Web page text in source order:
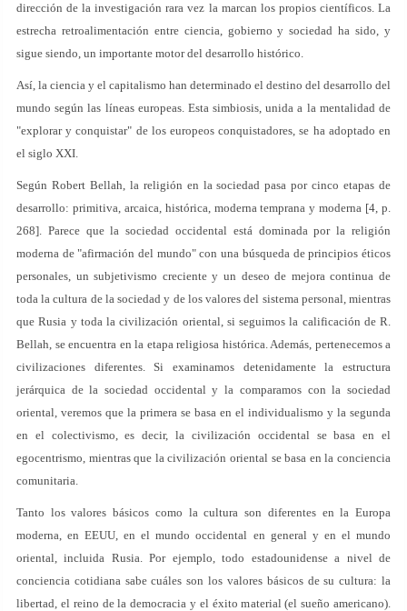
dirección de la investigación rara vez la marcan los propios científicos. La
estrecha retroalimentación entre ciencia, gobierno y sociedad ha sido, y
sigue siendo, un importante motor del desarrollo histórico.
Así, la ciencia y el capitalismo han determinado el destino del desarrollo del
mundo según las líneas europeas. Esta simbiosis, unida a la mentalidad de
"explorar y conquistar" de los europeos conquistadores, se ha adoptado en
el siglo XXI.
Según Robert Bellah, la religión en la sociedad pasa por cinco etapas de
desarrollo: primitiva, arcaica, histórica, moderna temprana y moderna [4, p.
268]. Parece que la sociedad occidental está dominada por la religión
moderna de "afirmación del mundo" con una búsqueda de principios éticos
personales, un subjetivismo creciente y un deseo de mejora continua de
toda la cultura de la sociedad y de los valores del sistema personal, mientras
que Rusia y toda la civilización oriental, si seguimos la calificación de R.
Bellah, se encuentra en la etapa religiosa histórica. Además, pertenecemos a
civilizaciones diferentes. Si examinamos detenidamente la estructura
jerárquica de la sociedad occidental y la comparamos con la sociedad
oriental, veremos que la primera se basa en el individualismo y la segunda
en el colectivismo, es decir, la civilización occidental se basa en el
egocentrismo, mientras que la civilización oriental se basa en la conciencia
comunitaria.
Tanto los valores básicos como la cultura son diferentes en la Europa
moderna, en EEUU, en el mundo occidental en general y en el mundo
oriental, incluida Rusia. Por ejemplo, todo estadounidense a nivel de
conciencia cotidiana sabe cuáles son los valores básicos de su cultura: la
libertad, el reino de la democracia y el éxito material (el sueño americano).